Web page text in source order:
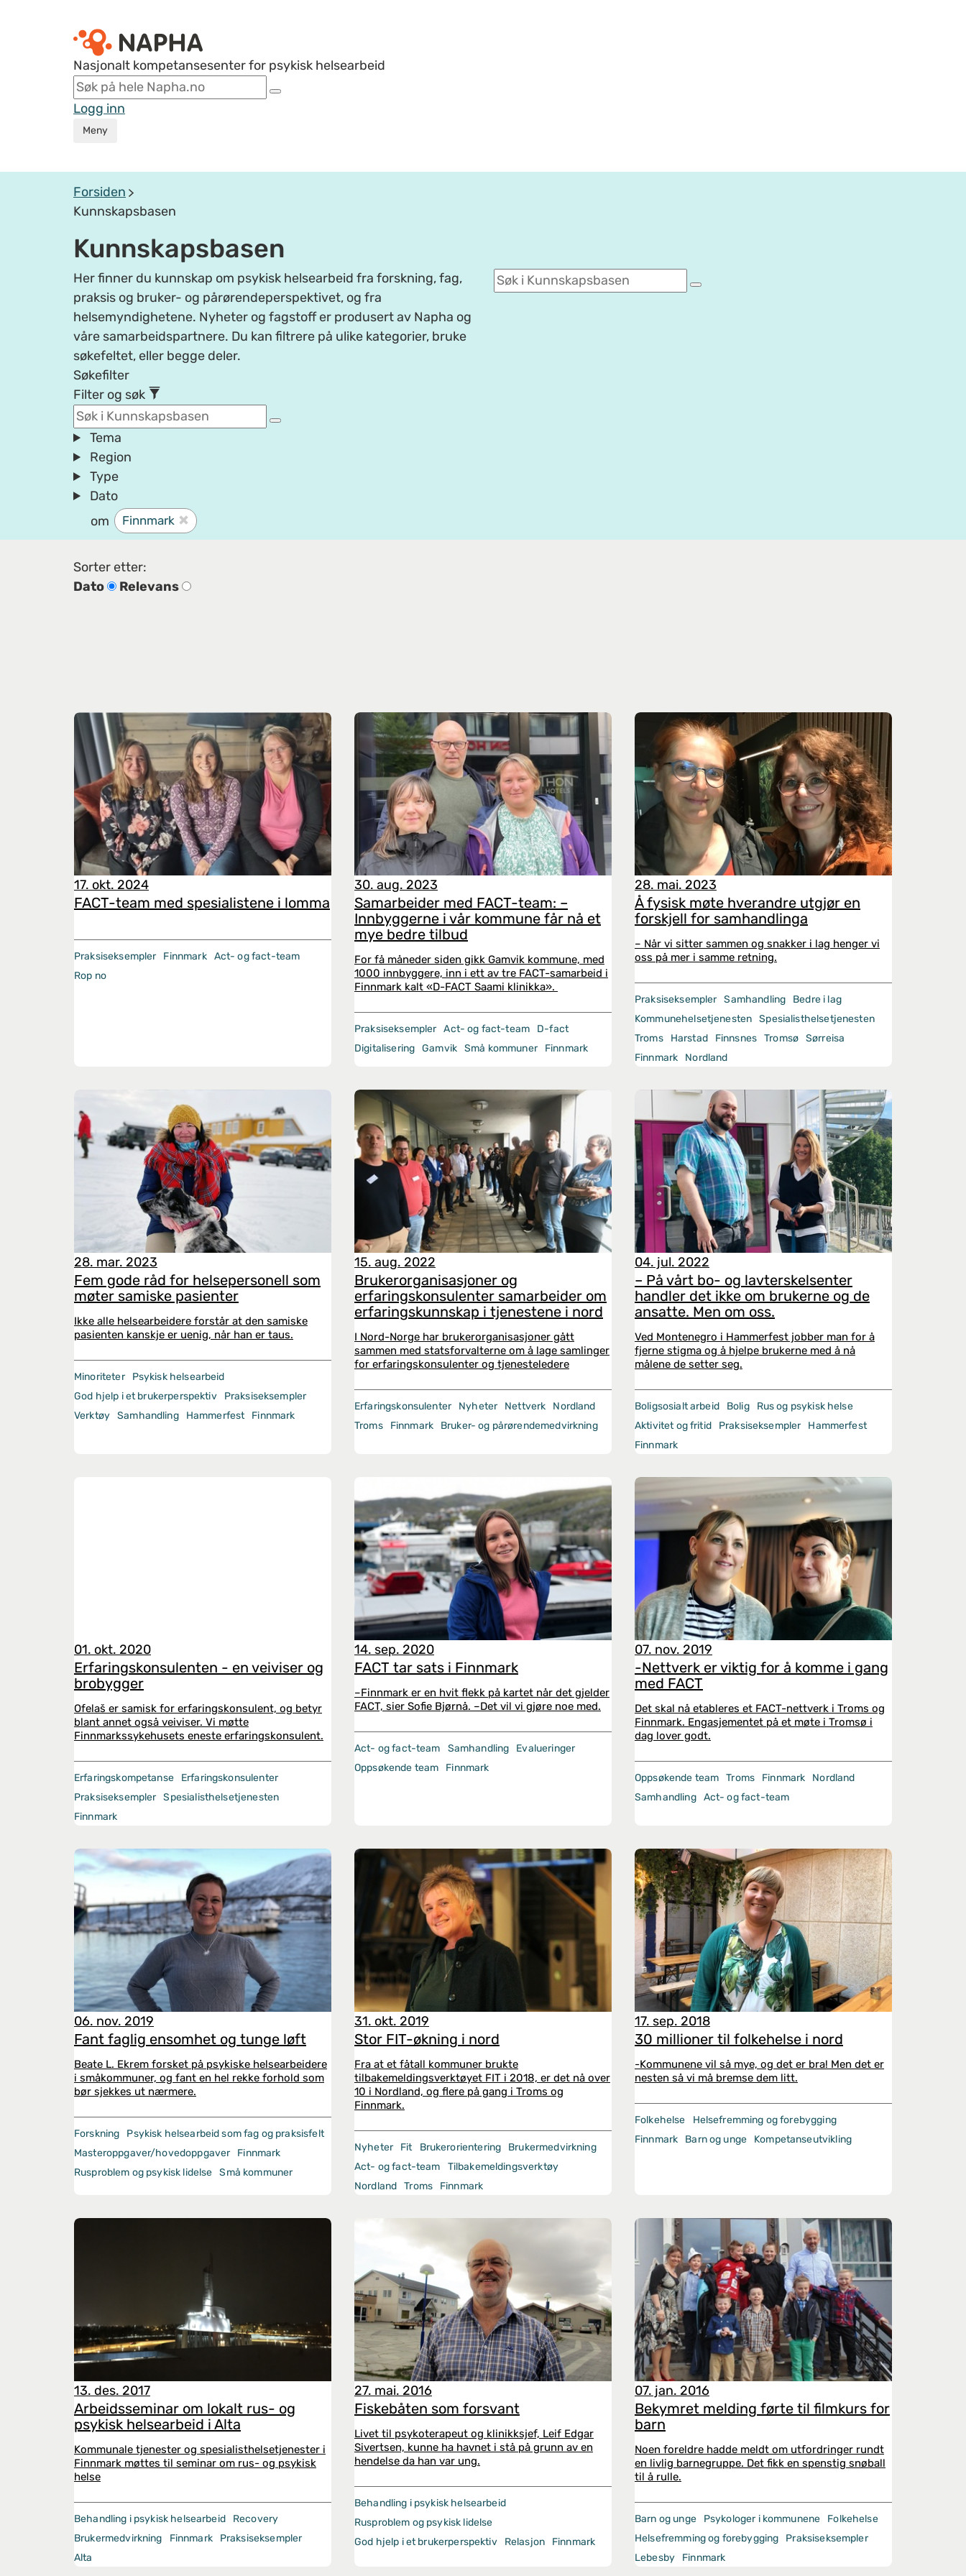
Nasjonalt kompetansesenter for psykisk helsearbeid
Logg inn
Meny
Forsiden
Kunnskapsbasen
Kunnskapsbasen
Her finner du kunnskap om psykisk helsearbeid fra forskning, fag,
praksis og bruker- og pårørendeperspektivet, og fra
helsemyndighetene. Nyheter og fagstoff er produsert av Napha og
våre samarbeidspartnere. Du kan filtrere på ulike kategorier, bruke
søkefeltet, eller begge deler.
Søkefilter
Filter og søk
Tema
Region
Type
Dato
om
Finnmark
Sorter etter:
Dato
Relevans
17. okt. 2024
FACT-team med spesialistene i lomma
Praksiseksempler Finnmark
Act- og fact-team
Rop no
30. aug. 2023
Samarbeider med FACT-team: –
Innbyggerne i vår kommune får nå et
mye bedre tilbud
For få måneder siden gikk Gamvik kommune, med
1000 innbyggere, inn i ett av tre FACT-samarbeid i
Finnmark kalt «D-FACT Saami klinikka».
Praksiseksempler Act- og fact-team
D-fact
Digitalisering Gamvik Små kommuner Finnmark
28. mai. 2023
Å fysisk møte hverandre utgjør en
forskjell for samhandlinga
– Når vi sitter sammen og snakker i lag henger vi
oss på mer i samme retning.
Praksiseksempler Samhandling
Bedre i lag
Kommunehelsetjenesten
Spesialisthelsetjenesten
Troms
Harstad Finnsnes Tromsø Sørreisa
Finnmark
Nordland
28. mar. 2023
Fem gode råd for helsepersonell som
møter samiske pasienter
Ikke alle helsearbeidere forstår at den samiske
pasienten kanskje er uenig, når han er taus.
Minoriteter
Psykisk helsearbeid
God hjelp i et brukerperspektiv
Praksiseksempler
Verktøy Samhandling Hammerfest Finnmark
15. aug. 2022
Brukerorganisasjoner og
erfaringskonsulenter samarbeider om
erfaringskunnskap i tjenestene i nord
I Nord-Norge har brukerorganisasjoner gått
sammen med statsforvalterne om å lage samlinger
for erfaringskonsulenter og tjenesteledere
Erfaringskonsulenter Nyheter Nettverk
Nordland
Troms
Finnmark Bruker- og pårørendemedvirkning
04. jul. 2022
– På vårt bo- og lavterskelsenter
handler det ikke om brukerne og de
ansatte. Men om oss.
Ved Montenegro i Hammerfest jobber man for å
fjerne stigma og å hjelpe brukerne med å nå
målene de setter seg.
Boligsosialt arbeid Bolig
Rus og psykisk helse
Aktivitet og fritid
Praksiseksempler
Hammerfest
Finnmark
01. okt. 2020
Erfaringskonsulenten - en veiviser og
brobygger
Ofelaš er samisk for erfaringskonsulent, og betyr
blant annet også veiviser. Vi møtte
Finnmarkssykehusets eneste erfaringskonsulent.
Erfaringskompetanse
Erfaringskonsulenter
Praksiseksempler Spesialisthelsetjenesten
Finnmark
14. sep. 2020
FACT tar sats i Finnmark
–Finnmark er en hvit flekk på kartet når det gjelder
FACT, sier Sofie Bjørnå. –Det vil vi gjøre noe med.
Act- og fact-team Samhandling
Evalueringer
Oppsøkende team
Finnmark
07. nov. 2019
-Nettverk er viktig for å komme i gang
med FACT
Det skal nå etableres et FACT-nettverk i Troms og
Finnmark. Engasjementet på et møte i Tromsø i
dag lover godt.
Oppsøkende team Troms Finnmark
Nordland
Samhandling
Act- og fact-team
06. nov. 2019
Fant faglig ensomhet og tunge løft
Beate L. Ekrem forsket på psykiske helsearbeidere
i småkommuner, og fant en hel rekke forhold som
bør sjekkes ut nærmere.
Forskning
Psykisk helsearbeid som fag og praksisfelt
Masteroppgaver/hovedoppgaver
Finnmark
Rusproblem og psykisk lidelse
Små kommuner
31. okt. 2019
Stor FIT-økning i nord
Fra at et fåtall kommuner brukte
tilbakemeldingsverktøyet FIT i 2018, er det nå over
10 i Nordland, og flere på gang i Troms og
Finnmark.
Nyheter Fit Brukerorientering
Brukermedvirkning
Act- og fact-team
Tilbakemeldingsverktøy
Nordland
Troms Finnmark
17. sep. 2018
30 millioner til folkehelse i nord
-Kommunene vil så mye, og det er bra! Men det er
nesten så vi må bremse dem litt.
Folkehelse
Helsefremming og forebygging
Finnmark
Barn og unge Kompetanseutvikling
13. des. 2017
Arbeidsseminar om lokalt rus- og
psykisk helsearbeid i Alta
Kommunale tjenester og spesialisthelsetjenester i
Finnmark møttes til seminar om rus- og psykisk
helse
Behandling i psykisk helsearbeid
Recovery
Brukermedvirkning
Finnmark
Praksiseksempler
Alta
27. mai. 2016
Fiskebåten som forsvant
Livet til psykoterapeut og klinikksjef, Leif Edgar
Sivertsen, kunne ha havnet i stå på grunn av en
hendelse da han var ung.
Behandling i psykisk helsearbeid
Rusproblem og psykisk lidelse
God hjelp i et brukerperspektiv
Relasjon Finnmark
07. jan. 2016
Bekymret melding førte til filmkurs for
barn
Noen foreldre hadde meldt om utfordringer rundt
en livlig barnegruppe. Det fikk en spenstig snøball
til å rulle.
Barn og unge Psykologer i kommunene
Folkehelse
Helsefremming og forebygging
Praksiseksempler
Lebesby
Finnmark